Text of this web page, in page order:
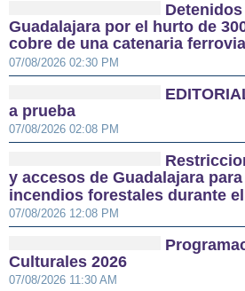
Guadalajara por el hurto de
cobre de una catenaria
07/08/2026 02:30 PM
a prueba
07/08/2026 02:08 PM
y accesos de Guadalajara
incendios forestales durante
07/08/2026 12:08 PM
Culturales 2026
07/08/2026 11:30 AM